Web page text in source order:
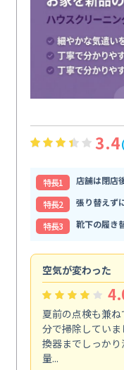
3.4
特⻑1
店舗は閉店
特⻑2
張り替えず
特⻑3
靴下の履き
空気が変わった
夏前の点検も兼
分で掃除してい
換器までしっか
量...